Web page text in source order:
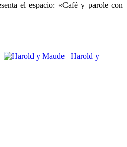
el espacio: «Café y parole con
Harold y